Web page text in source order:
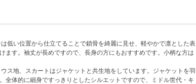
低い位置から仕立てることで鎖骨を綺麗に見せ、軽やかで凛とした表
す。袖丈が長めですので、長身の方にもおすすめです。小柄な方は
ス地、スカートはジャケットと共生地をしています。ジャケットを羽
体的に細身ですっきりとしたシルエットですので、ミドル世代・キ